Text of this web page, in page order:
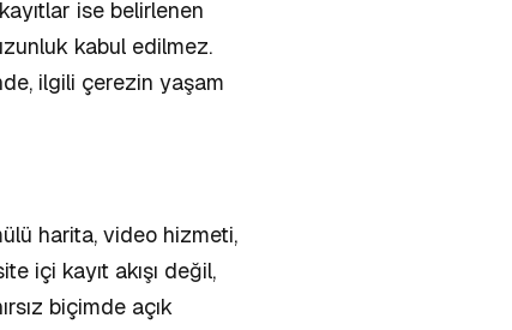
ise belirlenen
kabul edilmez.
ilgili çerezin yaşam
harita, video hizmeti,
içi kayıt akışı değil,
biçimde açık